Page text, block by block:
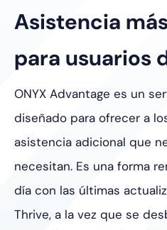
Asistencia
para usuarios
ONYX Advantage es un
diseñado para ofrecer a
asistencia adicional que
necesitan. Es una forma
día con las últimas
Thrive, a la vez que se